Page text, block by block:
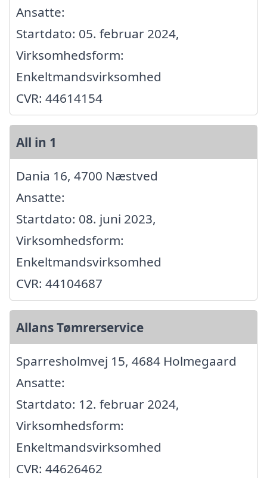
Ansatte:
Startdato: 05. februar 2024,
Virksomhedsform:
Enkeltmandsvirksomhed
CVR: 44614154
All in 1
Dania 16, 4700 Næstved
Ansatte:
Startdato: 08. juni 2023,
Virksomhedsform:
Enkeltmandsvirksomhed
CVR: 44104687
Allans Tømrerservice
Sparresholmvej 15, 4684 Holmegaard
Ansatte:
Startdato: 12. februar 2024,
Virksomhedsform:
Enkeltmandsvirksomhed
CVR: 44626462